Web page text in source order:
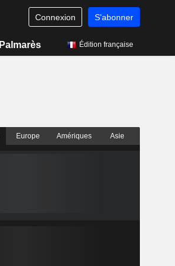
Connexion S'abonner
Palmarès Édition française
Europe Amériques Asie